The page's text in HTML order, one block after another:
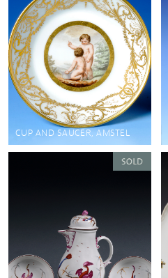
CUP AND SAUCER, AMSTEL